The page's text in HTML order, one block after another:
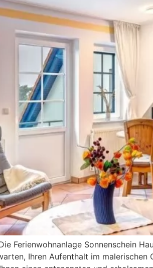
Ferienwohnanlage Sonnenschein
Ihren Aufenthalt im